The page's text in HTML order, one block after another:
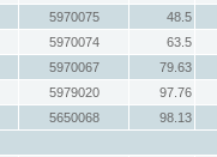
5970075
48.5
5970074
63.5
5970067
79.63
5979020
97.76
5650068
98.13